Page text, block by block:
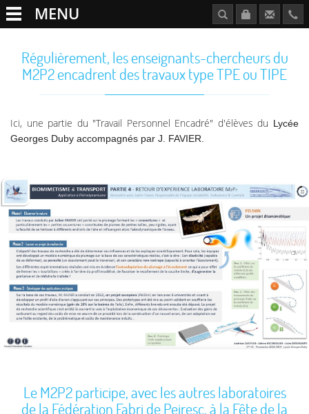
MENU
Régulièrement, les enseignants-chercheurs du
M2P2 encadrent des travaux type TPE ou TIPE
Ici, une partie du "Travail Personnel Encadré" d'élèves du Lycée
Georges Duby accompagnés par J. FAVIER.
Le M2P2 participe, avec les autres laboratoires
de la Fédération Fabri de Peiresc, à la Fête de la